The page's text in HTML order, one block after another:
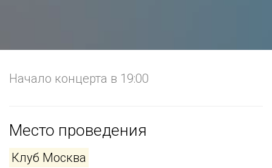
Начало концерта в 19:00
Место проведения
Клуб Москва